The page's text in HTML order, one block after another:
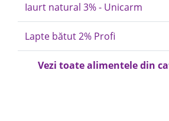
Iaurt natural 3% - Unicarm
Lapte bătut 2% Profi
Vezi toate alimentele din